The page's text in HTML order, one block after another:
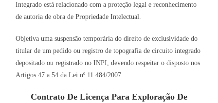
Integrado está relacionado com a proteção legal e reconhecimento
de autoria de obra de Propriedade Intelectual.
Objetiva uma suspensão temporária do direito de exclusividade do
titular de um pedido ou registro de topografia de circuito integrado
depositado ou registrado no INPI, devendo respeitar o disposto nos
Artigos 47 a 54 da Lei nº 11.484/2007.
Contrato De Licença Para Exploração De